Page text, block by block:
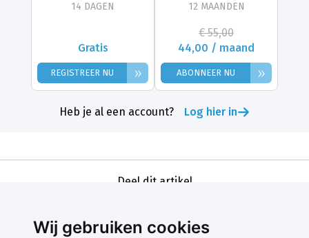
Wij gebruiken cookies
14 DAGEN
Gratis
REGISTREER NU »
12 MAANDEN
€ 55,00
44,00 / maand
ABONNEER NU »
Heb je al een account? Log hier in
Deel dit artikel